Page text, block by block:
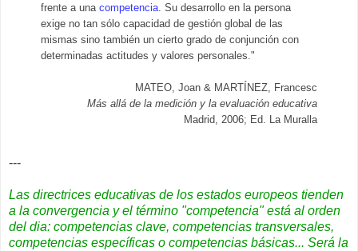
frente a una competencia . Su desarrollo en la persona
exige no tan sólo capacidad de gestión global de las
mismas sino también un cierto grado de conjunción con
determinadas actitudes y valores personales."
MATEO, Joan & MARTÍNEZ, Francesc
Más allá de la medición y la evaluación educativa
Madrid, 2006; Ed. La Muralla
---
Las directrices educativas de los estados europeos tienden
a la convergencia y el término "competencia" está al orden
del dia: competencias clave, competencias transversales,
competencias específicas o competencias básicas... Será la